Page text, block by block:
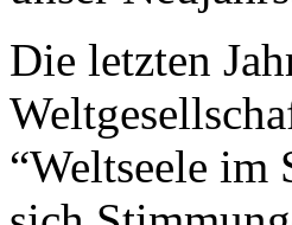
Die letzten
“Weltseele im